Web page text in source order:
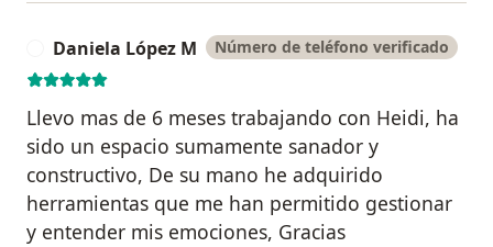
Daniela López M Número de teléfono verificado
Llevo mas de 6 meses trabajando con Heidi, ha
sido un espacio sumamente sanador y
constructivo, De su mano he adquirido
herramientas que me han permitido gestionar
y entender mis emociones, Gracias